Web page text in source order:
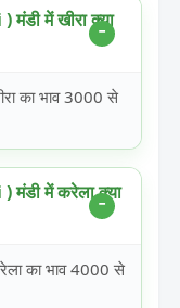
में खीरा क्या
का भाव 3000 से
में करेला क्या
का भाव 4000 से